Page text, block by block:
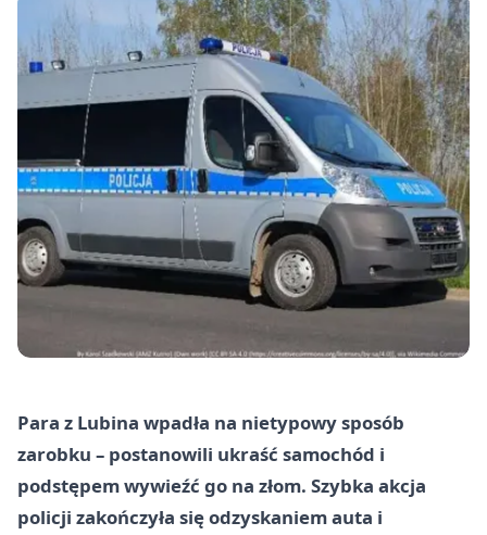
Para z Lubina wpadła na nietypowy sposób
zarobku – postanowili ukraść samochód i
podstępem wywieźć go na złom. Szybka akcja
policji zakończyła się odzyskaniem auta i